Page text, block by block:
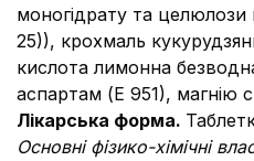
моногідрату та
25)), крохмаль
кислота лимонна
аспартам (Е 951), магнію
Лікарська форма.
Основні фізико-хімічні